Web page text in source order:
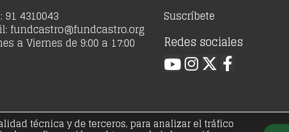
91 4310043
fundcastro@fundcastro.org
a Viernes de 9:00 a 17:00
Suscríbete
Redes sociales
técnica y de terceros, para analizar el tráfico